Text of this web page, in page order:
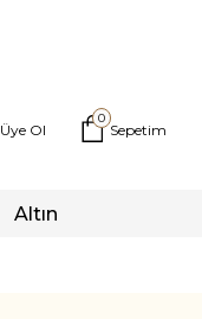
Üye Ol
0
Sepetim
Altın